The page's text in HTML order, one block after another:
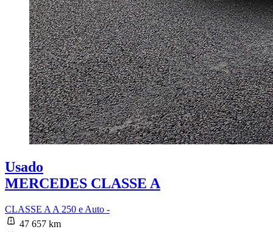
Usado
MERCEDES CLASSE A
CLASSE A A 250 e Auto -
47 657 km